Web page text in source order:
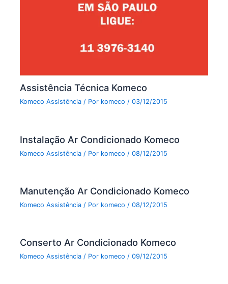
Assistência Técnica Komeco
Komeco Assistência / Por komeco/03/12/2015
Instalação Ar Condicionado Komeco
Komeco Assistência / Por komeco /08/12/2015
Manutenção Ar Condicionado Komeco
Komeco Assistência / Por komeco /08/12/2015
Conserto Ar Condicionado Komeco
Komeco Assistência / Por komeco/09/12/2015